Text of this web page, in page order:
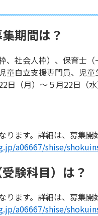
期間は？
、社会人枠）、保育士（
支援専門員、児童生
日（月）～５月22日（水
ります。詳細は、募集
a06667/shise/
験科目）は？
ります。詳細は、募集
a06667/shise/